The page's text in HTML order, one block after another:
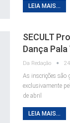
LEIA MAIS...
SECULT
Dança
Da Redação
As inscrições são
exclusivamente
de abril
LEIA MAIS...